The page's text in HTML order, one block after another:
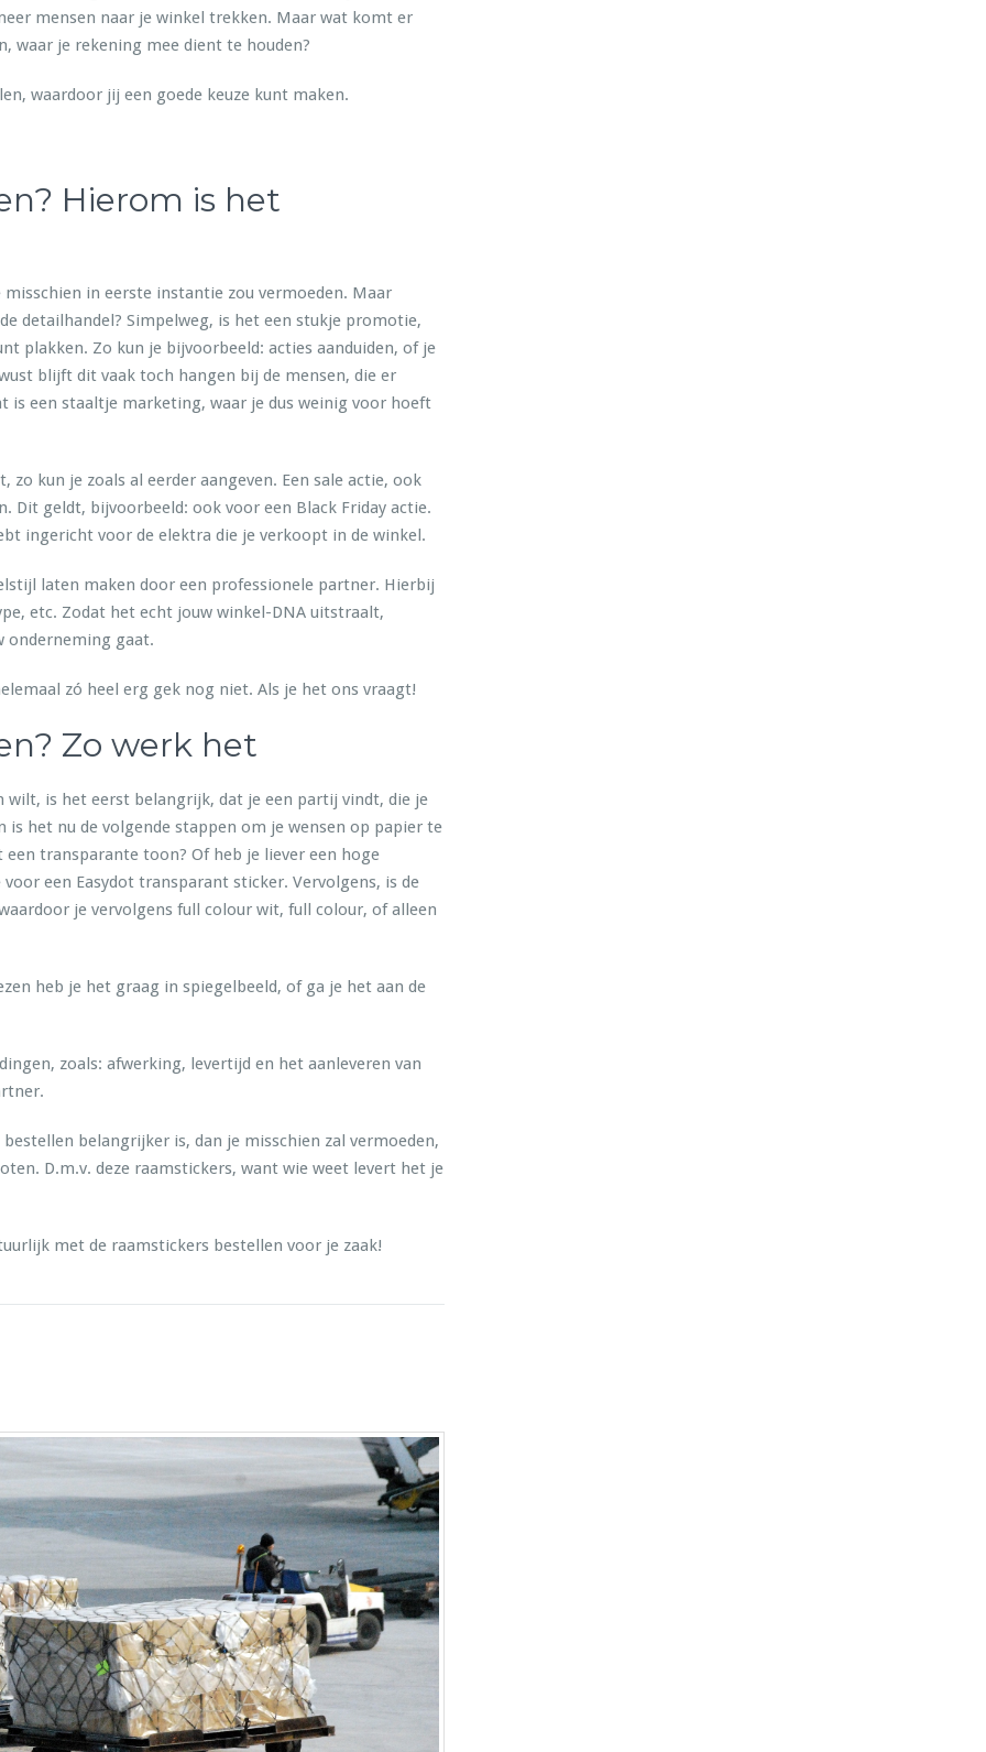
mensen naar je winkel trekken. Maar wat komt er
waar je rekening mee dient te houden?
waardoor jij een goede keuze kunt maken.
Hierom is het
in eerste instantie zou vermoeden. Maar
detailhandel? Simpelweg, is het een stukje promotie,
plakken. Zo kun je bijvoorbeeld: acties aanduiden, of je
blijft dit vaak toch hangen bij de mensen, die er
is een staaltje marketing, waar je dus weinig voor hoeft
kun je zoals al eerder aangeven. Een sale actie, ook
Dit geldt, bijvoorbeeld: ook voor een Black Friday actie.
ingericht voor de elektra die je verkoopt in de winkel.
laten maken door een professionele partner. Hierbij
etc. Zodat het echt jouw winkel-DNA uitstraalt,
onderneming gaat.
zó heel erg gek nog niet. Als je het ons vraagt!
Zo werk het
is het eerst belangrijk, dat je een partij vindt, die je
is het nu de volgende stappen om je wensen op papier te
transparante toon? Of heb je liever een hoge
een Easydot transparant sticker. Vervolgens, is de
je vervolgens full colour wit, full colour, of alleen
heb je het graag in spiegelbeeld, of ga je het aan de
zoals: afwerking, levertijd en het aanleveren van
belangrijker is, dan je misschien zal vermoeden,
D.m.v. deze raamstickers, want wie weet levert het je
met de raamstickers bestellen voor je zaak!